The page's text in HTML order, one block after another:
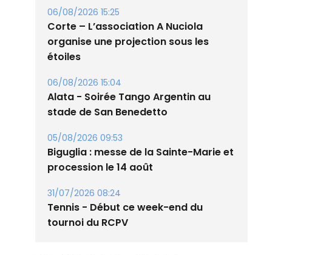
organise une projection sous les
étoiles
06/08/2026 15:04
stade de San Benedetto
05/08/2026 09:53
procession le 14 août
31/07/2026 08:24
Tennis - Début ce week-end du
tournoi du RCPV